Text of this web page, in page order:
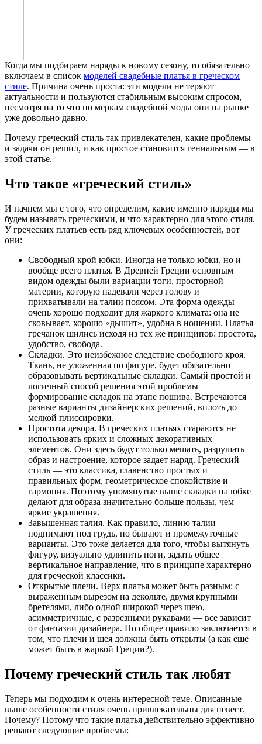
Когда мы подбираем наряды к новому сезону, то обязательно
включаем в список моделей свадебные платья в греческом
стиле. Причина очень проста: эти модели не теряют
актуальности и пользуются стабильным высоким спросом,
несмотря на то что по меркам свадебной моды они на рынке
уже довольно давно.
Почему греческий стиль так привлекателен, какие проблемы
и задачи он решил, и как простое становится гениальным — в
этой статье.
Что такое «греческий стиль»
И начнем мы с того, что определим, какие именно наряды мы
будем называть греческими, и что характерно для этого стиля.
У греческих платьев есть ряд ключевых особенностей, вот
они:
Свободный крой юбки. Иногда не только юбки, но и
вообще всего платья. В Древней Греции основным
видом одежды были вариации тоги, просторной
материи, которую надевали через голову и
прихватывали на талии поясом. Эта форма одежды
очень хорошо подходит для жаркого климата: она не
сковывает, хорошо «дышит», удобна в ношении. Платья
гречанок шились исходя из тех же принципов: простота,
удобство, свобода.
Складки. Это неизбежное следствие свободного кроя.
Ткань, не уложенная по фигуре, будет обязательно
образовывать вертикальные складки. Самый простой и
логичный способ решения этой проблемы —
формирование складок на этапе пошива. Встречаются
разные варианты дизайнерских решений, вплоть до
мелкой плиссировки.
Простота декора. В греческих платьях стараются не
использовать ярких и сложных декоративных
элементов. Они здесь будут только мешать, разрушать
образ и настроение, которое задает наряд. Греческий
стиль — это классика, главенство простых и
правильных форм, геометрическое спокойствие и
гармония. Поэтому упомянутые выше складки на юбке
делают для образа значительно больше пользы, чем
яркие украшения.
Завышенная талия. Как правило, линию талии
поднимают под грудь, но бывают и промежуточные
варианты. Это тоже делается для того, чтобы вытянуть
фигуру, визуально удлинить ноги, задать общее
вертикальное направление, что в принципе характерно
для греческой классики.
Открытые плечи. Верх платья может быть разным: с
выраженным вырезом на декольте, двумя крупными
бретелями, либо одной широкой через шею,
асимметричные, с разрезными рукавами — все зависит
от фантазии дизайнера. Но общее правило заключается в
том, что плечи и шея должны быть открыты (а как еще
может быть в жаркой Греции?).
Почему греческий стиль так любят
Теперь мы подходим к очень интересной теме. Описанные
выше особенности стиля очень привлекательны для невест.
Почему? Потому что такие платья действительно эффективно
решают следующие проблемы: